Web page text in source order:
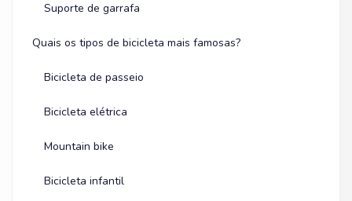
Suporte de garrafa
Quais os tipos de bicicleta mais famosas?
Bicicleta de passeio
Bicicleta elétrica
Mountain bike
Bicicleta infantil